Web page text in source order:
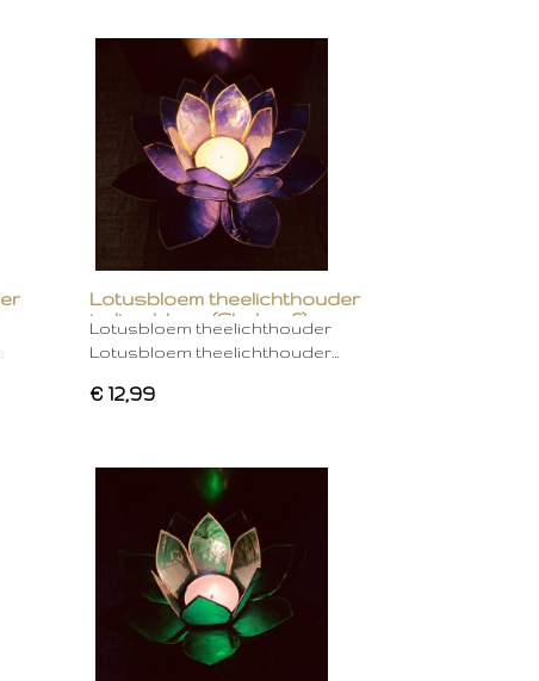
Lotusbloem theelichthouder
indigo blauw (Chakra 6)
Lotusbloem theelichthouder
Lotusbloem theelichthouder…
€ 12,99